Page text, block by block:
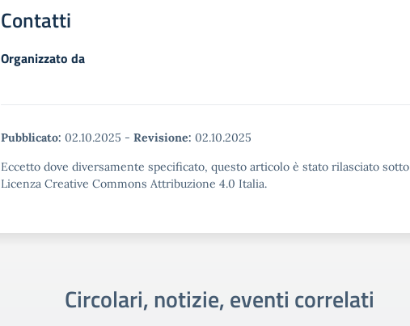
Contatti
Organizzato da
Pubblicato: 02.10.2025 - Revisione: 02.10.2025
Eccetto dove diversamente specificato, questo articolo è stato rilasciato sotto
Licenza Creative Commons Attribuzione 4.0 Italia.
Circolari, notizie, eventi correlati